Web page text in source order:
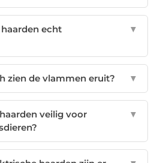
echt
▼
zien de vlammen eruit? ▼
veilig voor
▼